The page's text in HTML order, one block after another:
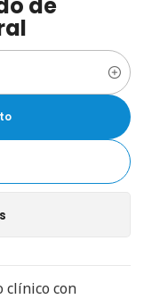
clínico con